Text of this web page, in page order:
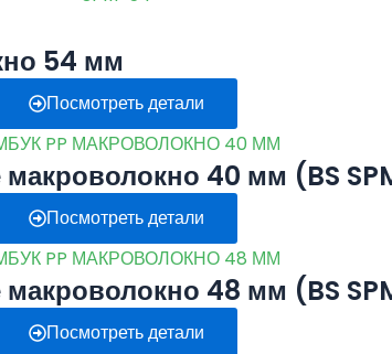
54 мм
Посмотреть детали
макроволокно 40 мм (BS
Посмотреть детали
макроволокно 48 мм (BS
Посмотреть детали